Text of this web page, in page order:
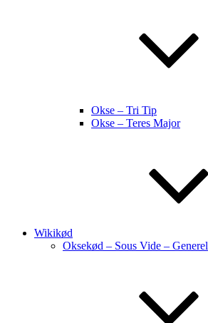
Okse – Tri Tip
Okse – Teres Major
Wikikød
Oksekød – Sous Vide – Generel